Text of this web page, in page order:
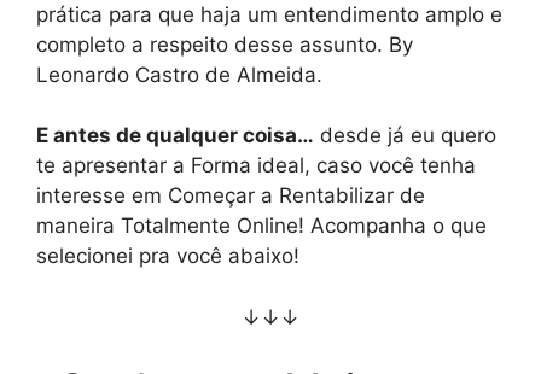
prática para que haja um entendimento amplo e
completo a respeito desse assunto. By
Leonardo Castro de Almeida.
E antes de qualquer coisa… desde já eu quero
te apresentar a Forma ideal, caso você tenha
interesse em Começar a Rentabilizar de
maneira Totalmente Online! Acompanha o que
selecionei pra você abaixo!
↓↓↓